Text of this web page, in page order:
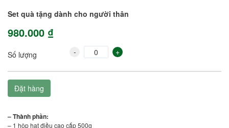
Set quà tặng dành cho người thân
980.000 ₫
Số lượng - +
Đặt hàng
– Thành phần:
– 1 hộp hạt điều cao cấp 500g